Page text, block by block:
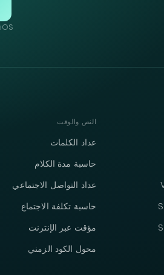
iOS وAndroid. 30 دقيقة مجانًا، من دون بطاقة.
النص والوقت
عداد الكلمات
حاسبة مدة الكلام
عداد التواصل الاجتماعي
حاسبة تكلفة الاجتماع
مؤقت عبر الإنترنت
محول الكود الزمني